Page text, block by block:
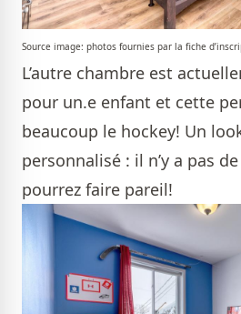
Source image: photos fournies par la fiche
L’autre chambre est
pour un.e enfant et cette
beaucoup le hockey! Un
personnalisé : il n’y a pas
pourrez faire pareil!